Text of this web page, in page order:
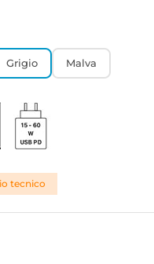
Grigio Malva
tecnico